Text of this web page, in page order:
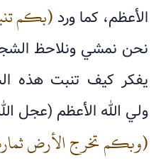
الأعظم، كما ورد (بكم
نحن نمشي ونلاحظ
يفكر كيف تنبت هذه
ولي الله الأعظم (عجل
(وبكم تخرج الأرض